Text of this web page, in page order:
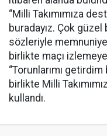
“Milli Takımımıza
buradayız. Çok
sözleriyle
birlikte maçı
“Torunlarımı
birlikte Milli
kullandı.